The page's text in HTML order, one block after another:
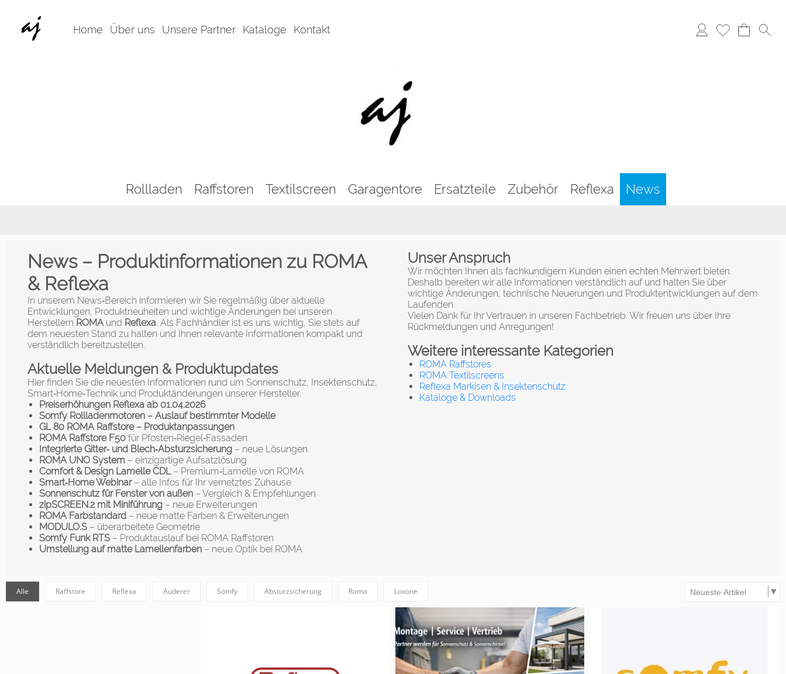
Home Über uns Unsere Partner Kataloge Kontakt
Rollladen Raffstoren Textilscreen Garagentore Ersatzteile Zubehör Reflexa News
News – Produktinformationen zu ROMA
& Reflexa
In unserem News‑Bereich informieren wir Sie regelmäßig über aktuelle
Entwicklungen, Produktneuheiten und wichtige Änderungen bei unseren
Herstellern ROMAund Reflexa. Als Fachhändler ist es uns wichtig, Sie stets auf
dem neuesten Stand zu halten und Ihnen relevante Informationen kompakt und
verständlich bereitzustellen.
Aktuelle Meldungen & Produktupdates
Hier finden Sie die neuesten Informationen rund um Sonnenschutz, Insektenschutz,
Smart‑Home‑Technik und Produktänderungen unserer Hersteller.
Preiserhöhungen Reflexa ab 01.04.2026
Somfy Rollladenmotoren – Auslauf bestimmter Modelle
GL 80 ROMA Raffstore – Produktanpassungen
ROMA Raffstore F50 für Pfosten‑Riegel‑Fassaden
Integrierte Gitter‑ und Blech‑Absturzsicherung – neue Lösungen
ROMA UNO System – einzigartige Aufsatzlösung
Comfort & Design Lamelle CDL– Premium‑Lamelle von ROMA
Smart‑Home Webinar– alle Infos für Ihr vernetztes Zuhause
Sonnenschutz für Fenster von außen – Vergleich & Empfehlungen
zipSCREEN.2 mit Miniführung – neue Erweiterungen
ROMA Farbstandard – neue matte Farben & Erweiterungen
MODULO.S – überarbeitete Geometrie
Somfy Funk RTS – Produktauslauf bei ROMA Raffstoren
Umstellung auf matte Lamellenfarben – neue Optik bei ROMA
Unser Anspruch
Wir möchten Ihnen als fachkundigem Kunden einen echten Mehrwert bieten.
Deshalb bereiten wir alle Informationen verständlich auf und halten Sie über
wichtige Änderungen, technische Neuerungen und Produktentwicklungen auf dem
Laufenden.
Vielen Dank für Ihr Vertrauen in unseren Fachbetrieb. Wir freuen uns über Ihre
Rückmeldungen und Anregungen!
Weitere interessante Kategorien
ROMA Raffstores
ROMA Textilscreens
Reflexa Markisen & Insektenschutz
Kataloge & Downloads
Alle Raffstore Reflexa Auderer Somfy Absturzsicherung Roma Loxone